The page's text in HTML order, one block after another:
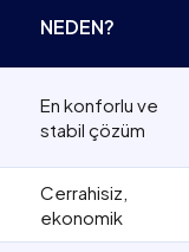
NEDEN?
En konforlu ve
stabil çözüm
Cerrahisiz,
ekonomik